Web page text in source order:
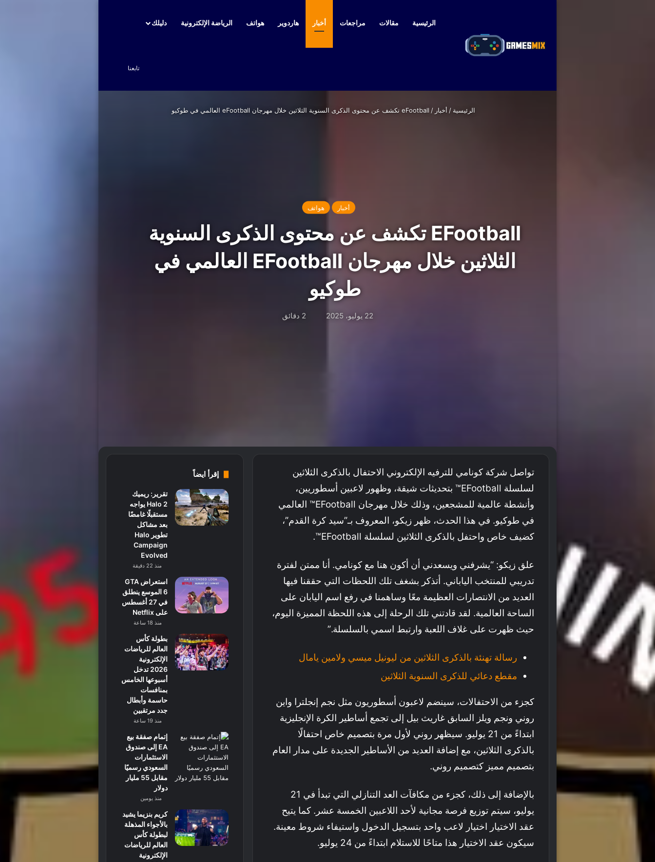
الرئيسية مقالات مراجعات أخبار هاردوير هواتف الرياضة الإلكترونية دليلك
تابعنا
الرئيسية / أخبار / eFootball تكشف عن محتوى الذكرى السنوية الثلاثين خلال مهرجان eFootball العالمي في طوكيو
أخبار هواتف
EFootball تكشف عن محتوى الذكرى السنوية
الثلاثين خلال مهرجان EFootball العالمي في
طوكيو
22 يوليو، 2025
تواصل شركة كونامي للترفيه الإلكتروني الاحتفال بالذكرى الثلاثين
لسلسلة EFootball™ بتحديثات شيقة، وظهور لاعبين أسطوريين،
وأنشطة عالمية للمشجعين، وذلك خلال مهرجان EFootball™ العالمي
في طوكيو. في هذا الحدث، ظهر زيكو، المعروف بـ”سيد كرة القدم”،
كضيف خاص واحتفل بالذكرى الثلاثين لسلسلة EFootball™.
علق زيكو: “يشرفني ويسعدني أن أكون هنا مع كونامي. أنا ممتن لفترة
تدريبي للمنتخب الياباني. أتذكر بشغف تلك اللحظات التي حققنا فيها
العديد من الانتصارات العظيمة معًا وساهمنا في رفع اسم اليابان على
الساحة العالمية. لقد قادتني تلك الرحلة إلى هذه اللحظة المميزة اليوم،
حيث ظهرت على غلاف اللعبة وارتبط اسمي بالسلسلة.”
رسالة تهنئة بالذكرى الثلاثين من ليونيل ميسي ولامين يامال
مقطع دعائي للذكرى السنوية الثلاثين
كجزء من الاحتفالات، سينضم لاعبون أسطوريون مثل نجم إنجلترا واين
روني ونجم ويلز السابق غاريث بيل إلى تجمع أساطير الكرة الإنجليزية
ابتداءً من 21 يوليو. سيظهر روني لأول مرة بتصميم خاص احتفالًا
بالذكرى الثلاثين، مع إضافة العديد من الأساطير الجديدة على مدار العام
بتصميم مميز كتصميم روني.
بالإضافة إلى ذلك، كجزء من مكافآت العد التنازلي التي تبدأ في 21
يوليو، سيتم توزيع فرصة مجانية لأحد اللاعبين الخمسة عشر. كما يتيح
عقد الاختيار اختيار لاعب واحد بتسجيل الدخول واستيفاء شروط معينة.
سيكون عقد الاختيار هذا متاحًا للاستلام ابتداءً من 24 يوليو.
إقرأ ايضاً
تقرير: ريميك
Halo 2 يواجه
مستقبلًا غامضًا
بعد مشاكل
تطوير Halo
Campaign
Evolved
منذ 22 دقيقة
استعراض GTA
6 الموسع ينطلق
في 27 أغسطس
على Netflix
منذ 18 ساعة
بطولة كأس
العالم للرياضات
الإلكترونية
2026 تدخل
أسبوعها الخامس
بمنافسات
حاسمة وأبطال
جدد مرتقبين
منذ 19 ساعة
إتمام صفقة بيع
EA إلى صندوق
الاستثمارات
السعودي رسميًا
مقابل 55 مليار
دولار
منذ يومين
كريم بنزيما يشيد
بالأجواء المذهلة
لبطولة كأس
العالم للرياضات
الإلكترونية